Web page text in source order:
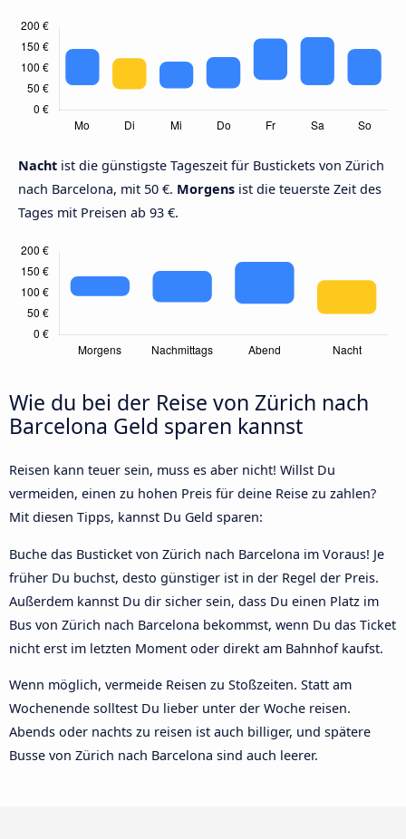
Nacht ist die günstigste Tageszeit für Bustickets von Zürich
nach Barcelona, mit 50 €. Morgens ist die teuerste Zeit des
Tages mit Preisen ab 93 €.
Wie du bei der Reise von Zürich nach
Barcelona Geld sparen kannst
Reisen kann teuer sein, muss es aber nicht! Willst Du
vermeiden, einen zu hohen Preis für deine Reise zu zahlen?
Mit diesen Tipps, kannst Du Geld sparen:
Buche das Busticket von Zürich nach Barcelona im Voraus! Je
früher Du buchst, desto günstiger ist in der Regel der Preis.
Außerdem kannst Du dir sicher sein, dass Du einen Platz im
Bus von Zürich nach Barcelona bekommst, wenn Du das Ticket
nicht erst im letzten Moment oder direkt am Bahnhof kaufst.
Wenn möglich, vermeide Reisen zu Stoßzeiten. Statt am
Wochenende solltest Du lieber unter der Woche reisen.
Abends oder nachts zu reisen ist auch billiger, und spätere
Busse von Zürich nach Barcelona sind auch leerer.